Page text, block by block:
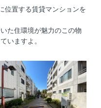
位置する賃貸マンションを
た住環境が魅力のこの物
いますよ。